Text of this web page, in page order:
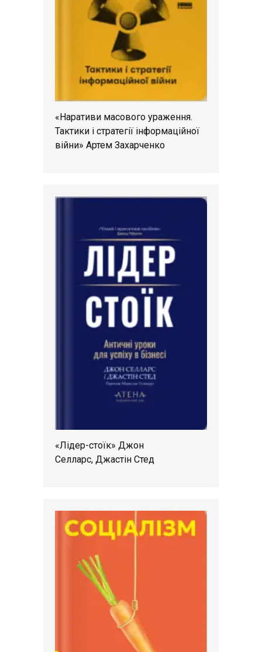
«Наративи масового ураження.
Тактики і стратегії інформаційної
війни» Артем Захарченко
«Лідер-стоїк» Джон
Селларс, Джастін Стед